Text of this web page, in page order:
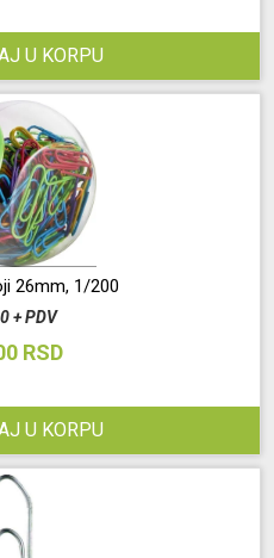
U KORPU
26mm, 1/200
+ PDV
RSD
U KORPU